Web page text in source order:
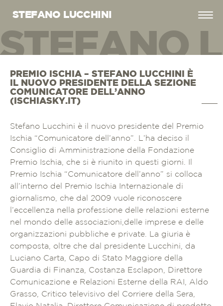
STEFANO LUCCHINI
PREMIO ISCHIA – STEFANO LUCCHINI È
IL NUOVO PRESIDENTE DELLA SEZIONE
COMUNICATORE DELL’ANNO
(ISCHIASKY.IT)
Stefano Lucchini è il nuovo presidente del Premio
Ischia “Comunicatore dell’anno”. L’ha deciso il
Consiglio di Amministrazione della Fondazione
Premio Ischia, che si è riunito in questi giorni. Il
Premio Ischia “Comunicatore dell’anno” si colloca
all’interno del Premio Ischia Internazionale di
giornalismo, che dal 2009 vuole riconoscere
l’eccellenza nella professione delle relazioni esterne
nel mondo delle associazioni,delle imprese e delle
organizzazioni pubbliche e private. La giuria è
composta, oltre che dal presidente Lucchini, da
Luciano Carta, Capo di Stato Maggiore della
Guardia di Finanza, Costanza Esclapon, Direttore
Comunicazione e Relazioni Esterne della RAI, Aldo
Grasso, Critico televisivo del Corriere della Sera,